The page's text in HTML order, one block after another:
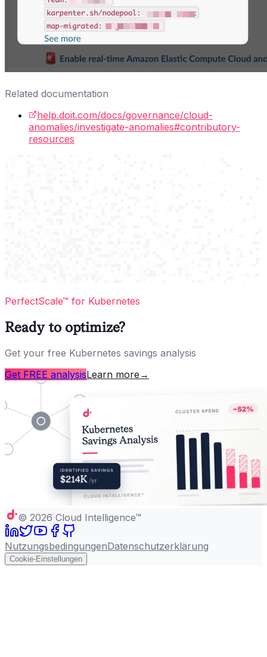
Related documentation
help.doit.com/docs/governance/cloud-
anomalies/investigate-anomalies#contributory-
resources
PerfectScale™ for Kubernetes
Ready to optimize?
Get your free Kubernetes savings analysis
Get FREE analysisLearn more →
© 2026 Cloud Intelligence™
NutzungsbedingungenDatenschutzerklärung
Cookie-Einstellungen